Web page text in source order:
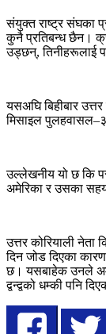
संयुक्त राष्ट्र संघका
कुनै प्रतिबन्ध छैन।
उड्छन्, तिनीहरूलाई
यसअघि बिहीबार
मिसाइल
उल्लेखनीय यो छ कि
अमेरिका र उसका
उत्तर कोरियाली
दिन जोड दिएका कारण
छ। यसबाहेक उनले
द्वन्द्वको धम्की पनि